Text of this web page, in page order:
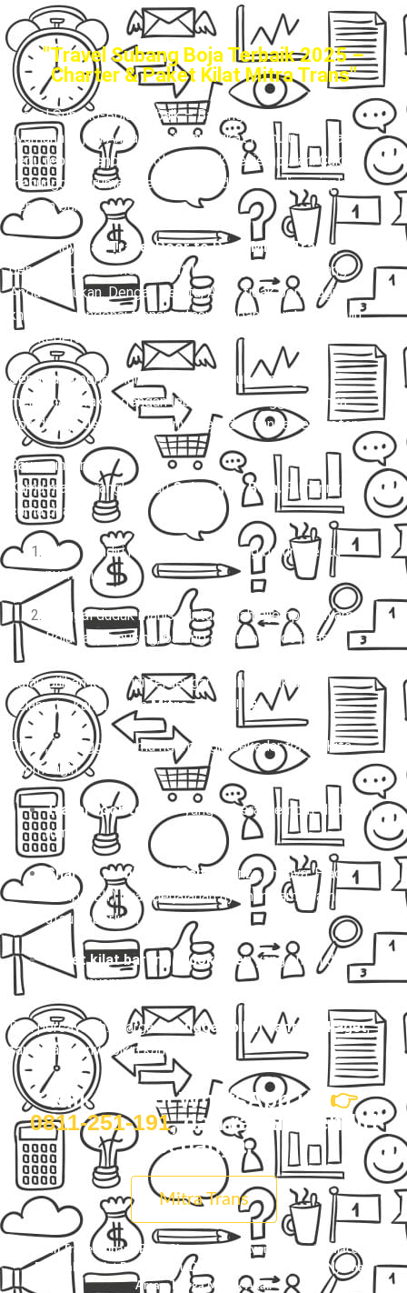
"Travel Subang Boja Terbaik 2025 –
Charter & Paket Kilat Mitra Trans"
Travel Subang-Boja terbaik– Bayangkan betapa
nyamannya jika Anda dapat berangkat menuju Boja tanpa
perlu repot mencari pool atau titik penjemputan. Cukup
menunggu di rumah, perjalanan Anda sudah dipersiapkan
dengan baik.
Melalui layananTravel Door to Door Mitra Trans,
pengemudi akan menjemput langsung ke alamat yang
Anda tentukan. Dengan begitu, Anda tidak perlu lagi
khawatir mengenai transportasi tambahan untuk menuju
titik keberangkatan.
Sepanjang perjalanan, Anda bisa duduk tenang dan
menikmati waktu dengan lebih santai. Hingga akhirnya
tiba di Boja dengan aman, nyaman, dan tanpa kerepotan.
Bayangin gini:
Kamu mau berangkat dariSubang ke Boja. Pilihannya
cuma dua:
Ribet sendiri nyari kendaraan yang belum tentu
nyaman.
Tinggal duduk manis, pintu rumah dijemput, nyampe
Boja tanpa pusing, barang aman, ongkos jelas.
Kalau pilihan kedua ini terdengar lebih masuk akal,
selamat… kamu butuhMitra Trans ! 🚐✨
Di sini, kita nggak cuma ngomongin sekadartravel
. Kita
ngomongin:
Travel door to dooryang beneran jemput di depan
rumah.
Charter mobil eksklusif(Avanza, Innova, Hiace,
sampai Elf) buat perjalanan nyaman, rame-rame,
atau keperluan pribadi.
Paket kilat barang & dokumenyang aman dan
cepat nyampe.
Dan percayalah… harga kitanggak bikin kantong kaget,
tapi kualitasnya bikin kamu nagih.
Klik tombol WhatsApp ini 👉
0811-251-191, dan rasain sendiri
bedanya.
Mitra Trans
Pesan Travel Subang Boja, Charter Mobil Avanza/Innova/Hiace/Elf,
Dan Paket Kilat Barang Atau Dokumen Di
. Nyaman,
Aman, Harga Masuk Akal.